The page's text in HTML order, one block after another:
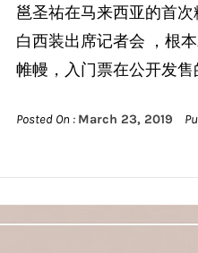
邕圣祐在马来西亚的首
白西装出席记者会 ，根
帷幔，入门票在公开发
Posted On : March 23, 2019